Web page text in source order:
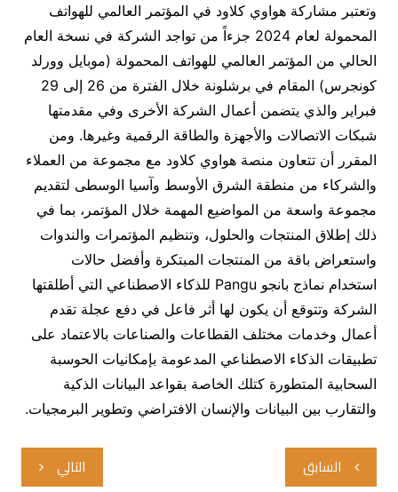
وتعتبر مشاركة هواوي كلاود في المؤتمر العالمي للهواتف
المحمولة لعام 2024 جزءاً من تواجد الشركة في نسخة العام
الحالي من المؤتمر العالمي للهواتف المحمولة (موبايل وورلد
كونجرس) المقام في برشلونة خلال الفترة من 26 إلى 29
فبراير والذي يتضمن أعمال الشركة الأخرى وفي مقدمتها
شبكات الاتصالات والأجهزة والطاقة الرقمية وغيرها. ومن
المقرر أن تتعاون منصة هواوي كلاود مع مجموعة من العملاء
والشركاء من منطقة الشرق الأوسط وآسيا الوسطى لتقديم
مجموعة واسعة من المواضيع المهمة خلال المؤتمر، بما في
ذلك إطلاق المنتجات والحلول، وتنظيم المؤتمرات والندوات
واستعراض باقة من المنتجات المبتكرة وأفضل حالات
استخدام نماذج بانجو Pangu للذكاء الاصطناعي التي أطلقتها
الشركة وتتوقع أن يكون لها أثر فاعل في دفع عجلة تقدم
أعمال وخدمات مختلف القطاعات والصناعات بالاعتماد على
تطبيقات الذكاء الاصطناعي المدعومة بإمكانيات الحوسبة
السحابية المتطورة كتلك الخاصة بقواعد البيانات الذكية
والتقارب بين البيانات والإنسان الافتراضي وتطوير البرمجيات.
تصفّح
السابق التالي